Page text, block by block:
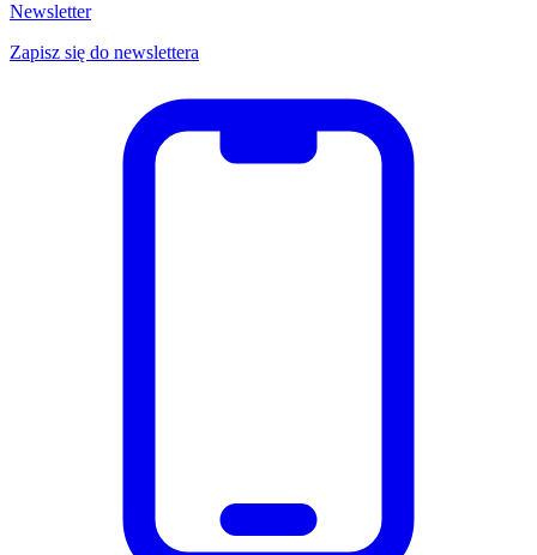
Newsletter
Zapisz się do newslettera